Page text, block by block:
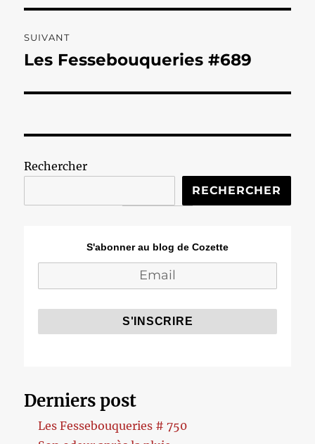
SUIVANT
Publication
Les Fessebouqueries #689
Rechercher
RECHERCHER
S'abonner au blog de Cozette
Derniers post
Les Fessebouqueries # 750